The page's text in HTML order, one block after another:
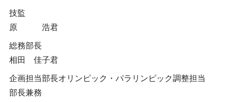
技監
原 浩君
総務部長
相田 佳子君
企画担当部長オリンピック・パラリンピック調整担当
部長兼務